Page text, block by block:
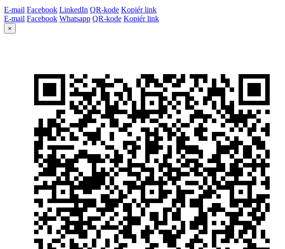
E-mail Facebook LinkedIn QR-kode Kopiér link
E-mail Facebook Whatsapp QR-kode Kopiér link
×